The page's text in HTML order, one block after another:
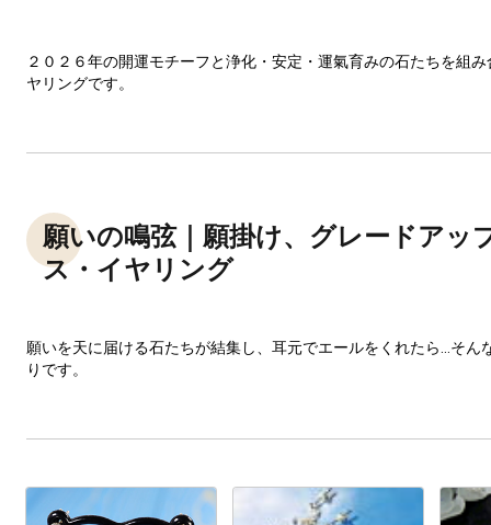
２０２６年の開運モチーフと浄化・安定・運氣育みの石たちを組
ヤリングです。
願いの鳴弦｜願掛け、グレードアッ
ス・イヤリング
願いを天に届ける石たちが結集し、耳元でエールをくれたら…そん
りです。